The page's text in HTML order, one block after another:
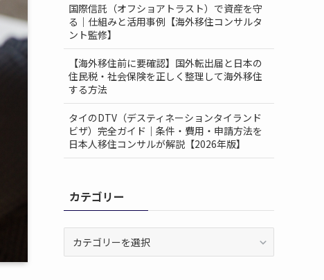
国際信託（オフショアトラスト）で資産を守
る｜仕組みと活用事例【海外移住コンサルタ
ント監修】
【海外移住前に要確認】国外転出届と日本の
住民税・社会保険を正しく整理して海外移住
する方法
タイのDTV（デスティネーションタイランド
ビザ）完全ガイド｜条件・費用・申請方法を
日本人移住コンサルが解説【2026年版】
カテゴリー